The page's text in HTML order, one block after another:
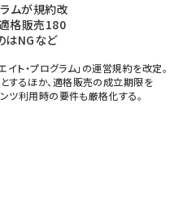
ムが規約改
格販売180
はNGなど
ト・プログラム」の運営規約を改定。
するほか、適格販売の成立期限を
ツ利用時の要件も厳格化する。